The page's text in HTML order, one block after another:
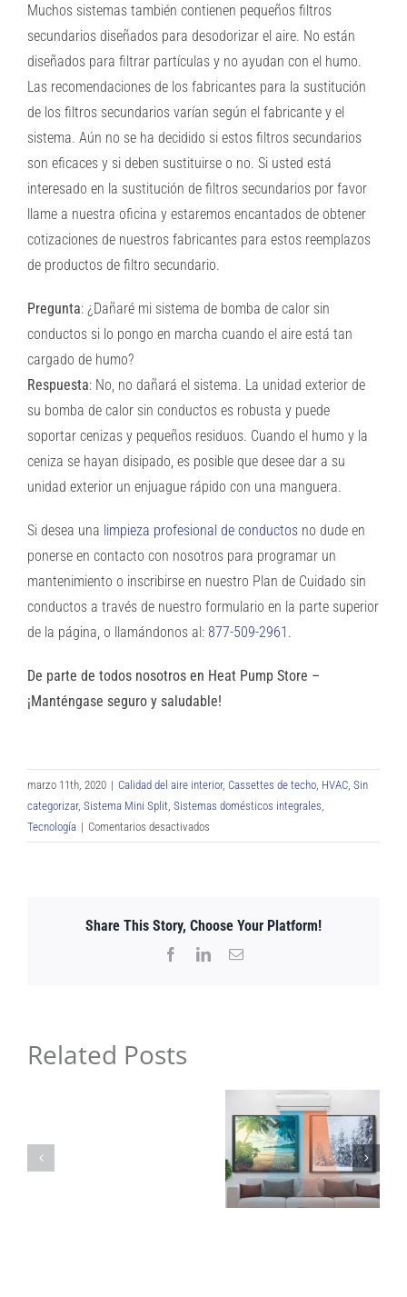
Muchos sistemas también contienen pequeños filtros
secundarios diseñados para desodorizar el aire. No están
diseñados para filtrar partículas y no ayudan con el humo.
Las recomendaciones de los fabricantes para la sustitución
de los filtros secundarios varían según el fabricante y el
sistema. Aún no se ha decidido si estos filtros secundarios
son eficaces y si deben sustituirse o no. Si usted está
interesado en la sustitución de filtros secundarios por favor
llame a nuestra oficina y estaremos encantados de obtener
cotizaciones de nuestros fabricantes para estos reemplazos
de productos de filtro secundario.
Pregunta: ¿Dañaré mi sistema de bomba de calor sin
conductos si lo pongo en marcha cuando el aire está tan
cargado de humo?
Respuesta: No, no dañará el sistema. La unidad exterior de
su bomba de calor sin conductos es robusta y puede
soportar cenizas y pequeños residuos. Cuando el humo y la
ceniza se hayan disipado, es posible que desee dar a su
unidad exterior un enjuague rápido con una manguera.
Si desea una limpieza profesional de conductos no dude en
ponerse en contacto con nosotros para programar un
mantenimiento o inscribirse en nuestro Plan de Cuidado sin
conductos a través de nuestro formulario en la parte superior
de la página, o llamándonos al: 877-509-2961.
De parte de todos nosotros en Heat Pump Store –
¡Manténgase seguro y saludable!
marzo 11th, 2020 | Calidad del aire interior, Cassettes de techo HVAC Sin
categorizar, Sistema Mini Split Sistemas domésticos integrales
Tecnología | Comentarios desactivados
El
incendios
forestales
Share This Story, Choose Your Platform!
FacebookLinkedInEmail
Related Posts